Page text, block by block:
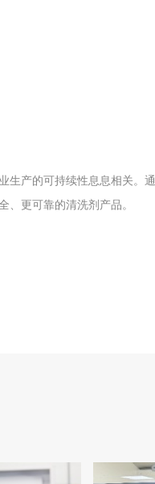
生产的可持续性息息相关。
更可靠的清洗剂产品。